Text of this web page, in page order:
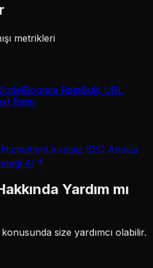
metrikleri
Bounce RateBulk URL
Ratio
HizmetleriÜcretsiz SEO Analizi
Al
Yardım mı
konusunda size yardımcı olabilir.